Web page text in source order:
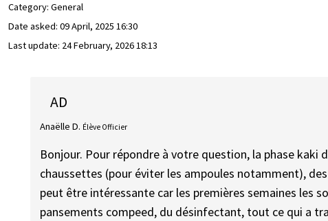
Category: General
Date asked: 09 April, 2025 16:30
Last update: 24 February, 2026 18:13
AD
Anaëlle D. Élève Officier
Bonjour. Pour répondre à votre question, la phase kaki
chaussettes (pour éviter les ampoules notamment),
peut être intéressante car les premières semaines les
pansements compeed, du désinfectant, tout ce qui a